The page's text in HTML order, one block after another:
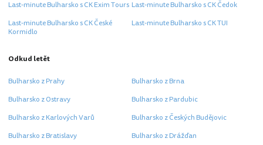
Last-minute Bulharsko s CK Exim Tours Last-minute Bulharsko s CK Čedok
Last-minute Bulharsko s CK České
Kormidlo
Last-minute Bulharsko s CK TUI
Odkud letět
Bulharsko z Prahy
Bulharsko z Brna
Bulharsko z Ostravy
Bulharsko z Pardubic
Bulharsko z Karlových Varů
Bulharsko z Českých Budějovic
Bulharsko z Bratislavy
Bulharsko z Drážďan